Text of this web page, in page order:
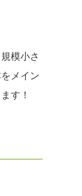
模小さ
メイン
す！